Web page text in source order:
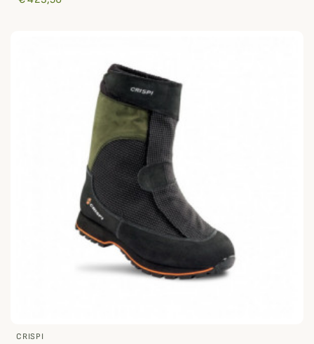
CRISPI